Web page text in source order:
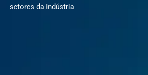
setores da indústria